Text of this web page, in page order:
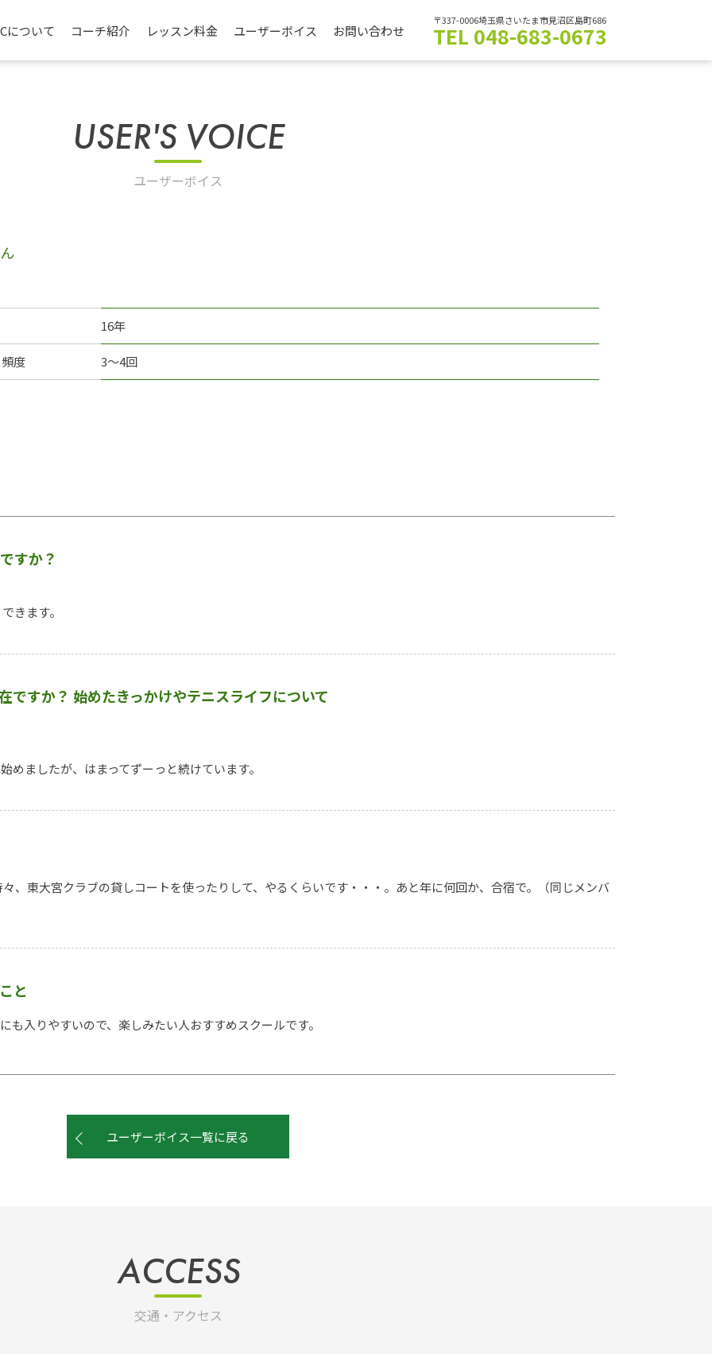
について コーチ紹介 レッスン料金 ユーザーボイス お問い合わせ
〒337-0006埼玉県さいたま市見沼区島町686
TEL 048-683-0673
USER'S VOICE
ユーザーボイス
16年
度 3～4回
すか？
きます。
ですか？ 始めたきっかけやテニスライフについて
めましたが、はまってずーっと続けています。
、東大宮クラブの貸しコートを使ったりして、やるくらいです・・・。あと年に何回か、合宿で。（同じメンバ
と
も入りやすいので、楽しみたい人おすすめスクールです。
ユーザーボイス一覧に戻る
ACCESS
交通・アクセス